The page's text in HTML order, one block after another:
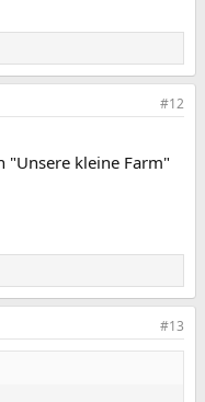
#12
"Unsere kleine Farm"
#13